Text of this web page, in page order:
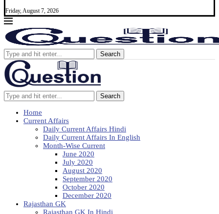
Friday, August 7, 2026
Search
Search
Home
Current Affairs
Daily Current Affairs Hindi
Daily Current Affairs In English
Month-Wise Current
June 2020
July 2020
August 2020
September 2020
October 2020
December 2020
Rajasthan GK
Rajasthan GK In Hindi